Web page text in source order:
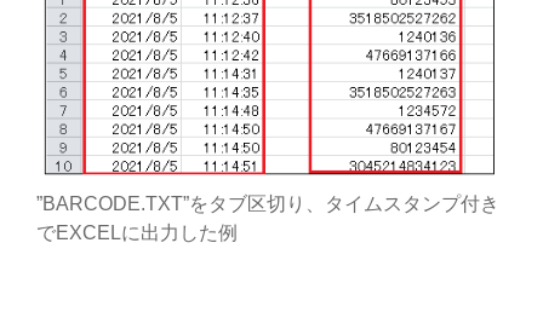
”BARCODE.TXT”をタブ区切り、タイムスタンプ付き
でEXCELに出力した例